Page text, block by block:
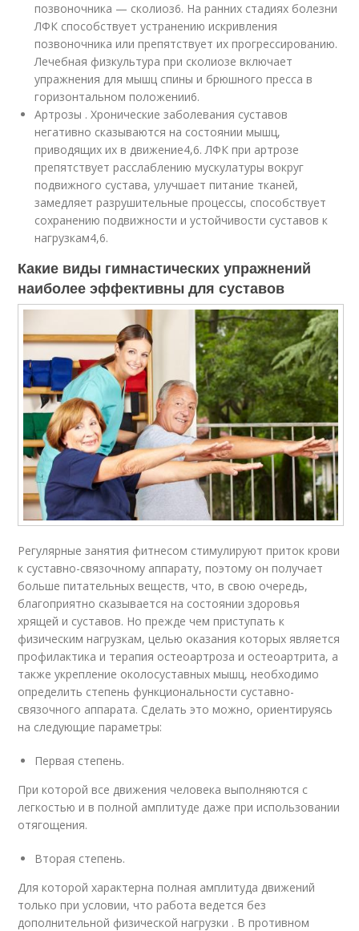
позвоночника — сколиоз6. На ранних стадиях болезни
ЛФК способствует устранению искривления
позвоночника или препятствует их прогрессированию.
Лечебная физкультура при сколиозе включает
упражнения для мышц спины и брюшного пресса в
горизонтальном положении6.
Артрозы . Хронические заболевания суставов
негативно сказываются на состоянии мышц,
приводящих их в движение4,6. ЛФК при артрозе
препятствует расслаблению мускулатуры вокруг
подвижного сустава, улучшает питание тканей,
замедляет разрушительные процессы, способствует
сохранению подвижности и устойчивости суставов к
нагрузкам4,6.
Какие виды гимнастических упражнений
наиболее эффективны для суставов
Регулярные занятия фитнесом стимулируют приток крови
к суставно-связочному аппарату, поэтому он получает
больше питательных веществ, что, в свою очередь,
благоприятно сказывается на состоянии здоровья
хрящей и суставов. Но прежде чем приступать к
физическим нагрузкам, целью оказания которых является
профилактика и терапия остеоартроза и остеоартрита, а
также укрепление околосуставных мышц, необходимо
определить степень функциональности суставно-
связочного аппарата. Сделать это можно, ориентируясь
на следующие параметры:
Первая степень.
При которой все движения человека выполняются с
легкостью и в полной амплитуде даже при использовании
отягощения.
Вторая степень.
Для которой характерна полная амплитуда движений
только при условии, что работа ведется без
дополнительной физической нагрузки . В противном